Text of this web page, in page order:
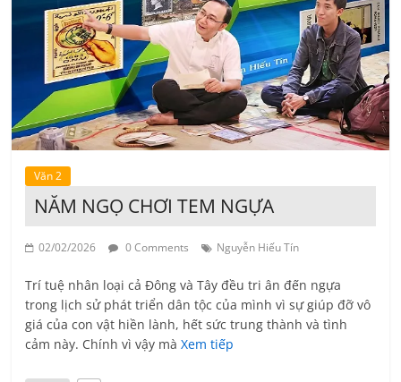
Văn 2
NĂM NGỌ CHƠI TEM NGỰA
02/02/2026 0 Comments Nguyễn Hiếu Tín
Trí tuệ nhân loại cả Đông và Tây đều tri ân đến ngựa
trong lịch sử phát triển dân tộc của mình vì sự giúp đỡ vô
giá của con vật hiền lành, hết sức trung thành và tình
cảm này. Chính vì vậy màXem tiếp